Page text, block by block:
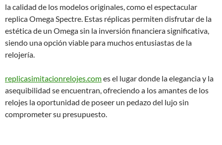
la calidad de los modelos originales, como el espectacular
replica Omega Spectre. Estas réplicas permiten disfrutar de la
estética de un Omega sin la inversión financiera significativa,
siendo una opción viable para muchos entusiastas de la
relojería.
replicasimitacionrelojes.comes el lugar donde la elegancia y la
asequibilidad se encuentran, ofreciendo a los amantes de los
relojes la oportunidad de poseer un pedazo del lujo sin
comprometer su presupuesto.